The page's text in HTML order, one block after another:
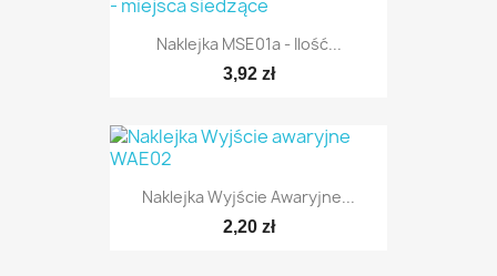
Naklejka MSE01a - Ilość...
3,92 zł
Naklejka Wyjście Awaryjne...
2,20 zł